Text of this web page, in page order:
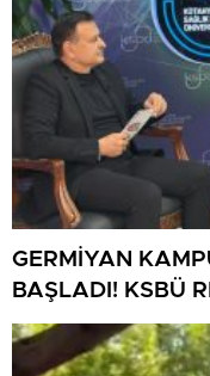
GERMİYAN
BAŞLADI! KSBÜ